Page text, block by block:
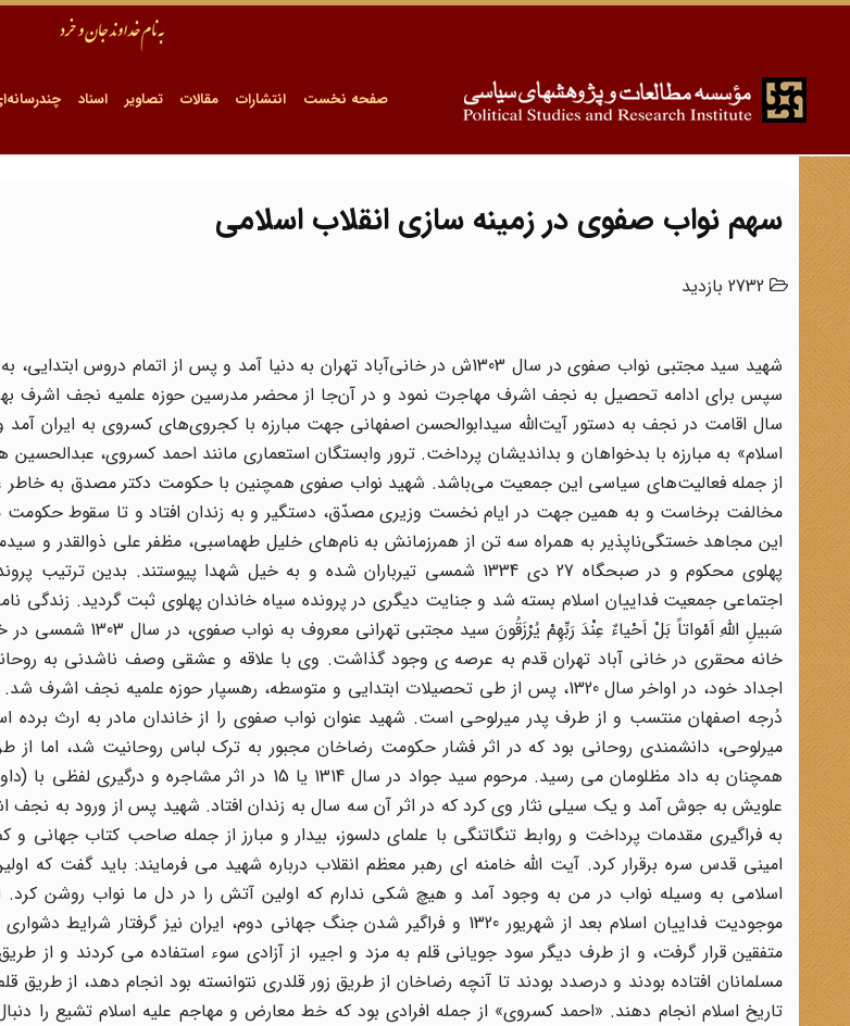
صفحه نخست انتشارات مقالات تصاویر اسناد
سهم نواب صفوی در زمینه سازی انقلاب اسلامی
شهید سید مجتبی نواب صفوی در سال 1303ش در خانی‌آباد تهران به دنیا آمد و پس از اتمام
سپس برای ادامه تحصیل به نجف اشرف مهاجرت نمود و در آن‌جا از محضر مدرسین حوزه علمیه نجف اشرف
سال اقامت در نجف به دستور آیت‌اللَّه سیدابوالحسن اصفهانی جهت مبارزه با کجروی‌های کسروی به ایران
اسلام» به مبارزه با بدخواهان و بداندیشان پرداخت. ترور وابستگان استعماری مانند احمد کسروی، عبدالحسین
از جمله فعالیت‌های سیاسی این جمعیت می‌باشد. شهید نواب صفوی همچنین با حکومت دکتر مصدق به خاطر
مخالفت برخاست و به همین جهت در ایام نخست وزیری مصدّق، دستگیر و به زندان افتاد و تا سقوط حکومت
این مجاهد خستگی‌ناپذیر به همراه سه تن از همرزمانش به نام‌های خلیل طهماسبی، مظفر علی ذوالقدر و
اجتماعی جمعیت فداییان اسلام بسته شد و جنایت دیگری در پرونده سیاه خاندان پهلوی ثبت گردید. زندگی
سَبیلِ اللهِ اَمْواتاً بَلْ اَحْیاءٌ عِنْدَ
خانه محقری در خانی آباد تهران قدم به عرصه ی وجود گذاشت. وی با علاقه و عشقی وصف ناشدنی به
اجداد خود، در اواخر سال 1320، پس از طی تحصیلات ابتدایی و متوسطه، رهسپار حوزه علمیه نجف
دُرجه اصفهان منتسب و از طرف پدر میرلوحی است. شهید عنوان نواب صفوی را از خاندان مادر به ارث برده
میرلوحی، دانشمندی روحانی بود که در اثر فشار حکومت رضاخان مجبور به ترک لباس روحانیت شد، اما
همچنان به داد مظلومان می رسید. مرحوم سید جواد در سال 1314 یا 15 در
علویش به جوش آمد و یک سیلی نثار وی کرد که در اثر آن سه سال به زندان افتاد. شهید پس از ورود به نجف
به فراگیری مقدمات پرداخت و روابط تنگاتنگی با علمای دلسوز، بیدار و مبارز از جمله صاحب کتاب جهانی و کم
امینی قدس سره برقرار کرد. آیت الله خامنه ای رهبر معظم انقلاب درباره شهید می فرمایند: باید گفت که
اسلامی به وسیله نواب در من به وجود آمد و هیچ شکی ندارم که اولین آتش را در دل ما نواب روشن کرد.
موجودیت فداییان اسلام بعد از شهریور 1320 و فراگیر شدن جنگ جهانی دوم، ایران نیز
متفقین قرار گرفت، و از طرف دیگر سود جویانی قلم به مزد و اجیر، از آزادی سوء استفاده می کردند و از
مسلمانان افتاده بودند و درصدد بودند تا آنچه رضاخان از طریق زور قلدری نتوانسته بود انجام دهد، از
تاریخ اسلام انجام دهند. «احمد کسروی» از جمله افرادی بود که خط معارض و مهاجم علیه اسلام تشیع را